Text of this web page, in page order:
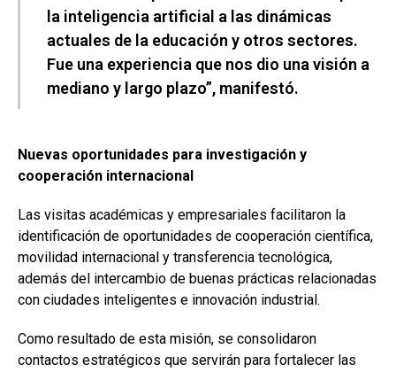
la inteligencia artificial a las dinámicas
actuales de la educación y otros sectores.
Fue una experiencia que nos dio una visión a
mediano y largo plazo”, manifestó.
Nuevas oportunidades para investigación y
cooperación internacional
Las visitas académicas y empresariales facilitaron la
identificación de oportunidades de cooperación científica,
movilidad internacional y transferencia tecnológica,
además del intercambio de buenas prácticas relacionadas
con ciudades inteligentes e innovación industrial.
Como resultado de esta misión, se consolidaron
contactos estratégicos que servirán para fortalecer las